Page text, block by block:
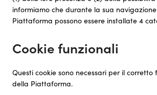
informiamo che durante la sua
Piattaforma possono essere installate 4
Cookie funzionali
Questi cookie sono necessari per il corretto
della Piattaforma.